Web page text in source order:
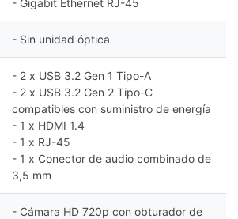
- Sin unidad óptica
- 2 x USB 3.2 Gen 1 Tipo-A
- 2 x USB 3.2 Gen 2 Tipo-C
compatibles con suministro de energía
- 1 x HDMI 1.4
- 1 x RJ-45
- 1 x Conector de audio combinado de
3,5 mm
- Cámara HD 720p con obturador de